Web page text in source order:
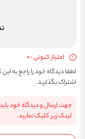
امتیاز کنونی : 0
لطفا دیدگاه خود را راجع به این
اشتراک بگذارید.
جهت ارسال و دیدگاه خود
لینک زیر کلیک نمایید.